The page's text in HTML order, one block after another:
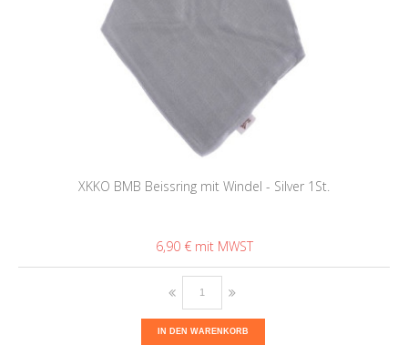
XKKO BMB Beissring mit Windel - Silver 1St.
6,90 €
IN DEN WARENKORB